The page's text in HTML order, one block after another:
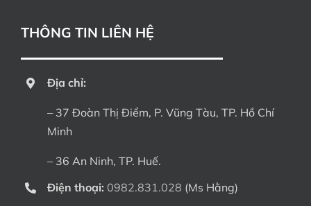
THÔNG TIN LIÊN HỆ
Địa chỉ:
– 37 Đoàn Thị Điểm, P. Vũng Tàu, TP. Hồ Chí
Minh
– 36 An Ninh, TP. Huế.
Điện thoại: 0982.831.028 (Ms Hằng)